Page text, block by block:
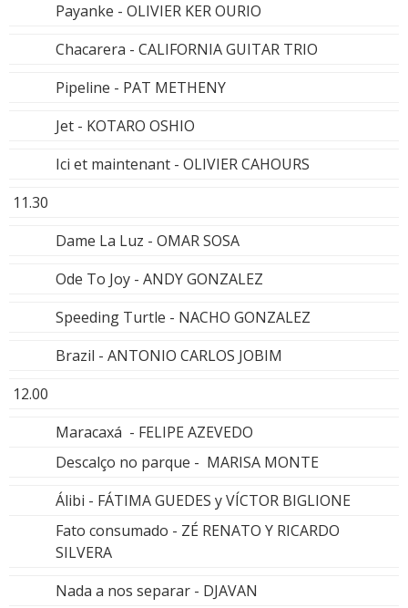
Payanke - OLIVIER KER OURIO
Chacarera - CALIFORNIA GUITAR TRIO
Pipeline - PAT METHENY
Jet - KOTARO OSHIO
Ici et maintenant - OLIVIER CAHOURS
11.30
Dame La Luz - OMAR SOSA
Ode To Joy - ANDY GONZALEZ
Speeding Turtle - NACHO GONZALEZ
Brazil - ANTONIO CARLOS JOBIM
12.00
Maracaxá - FELIPE AZEVEDO
Descalço no parque - MARISA MONTE
Álibi - FÁTIMA GUEDES y VÍCTOR BIGLIONE
Fato consumado - ZÉ RENATO Y RICARDO
SILVERA
Nada a nos separar - DJAVAN